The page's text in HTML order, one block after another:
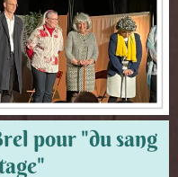
pour "du sang